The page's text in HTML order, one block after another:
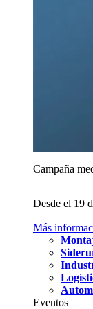
Campaña
Desde el 19
Más
Eventos